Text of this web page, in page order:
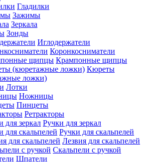
Гладилки
Зажимы
Зеркала
Зонды
Иглодержатели
Коронкосниматели
Крампонные щипцы
Кюреты
ложки)
Лотки
Ножницы
Пинцеты
Ретракторы
Ручки для зеркал
Ручки для скальпелей
Лезвия для скальпелей
Скальпели с ручкой
Шпатели